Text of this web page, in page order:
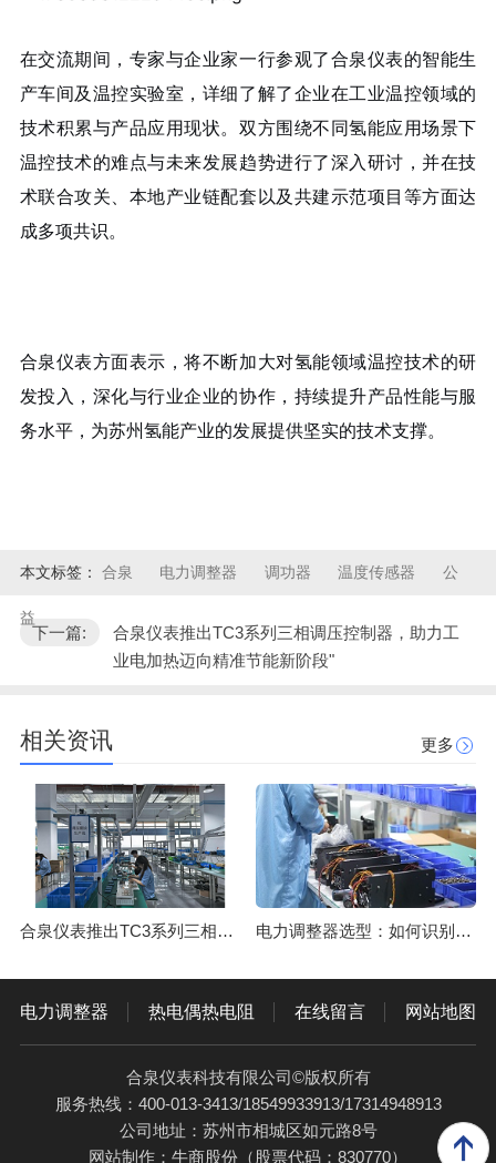
在交流期间，专家与企业家一行参观了合泉仪表的智能生
产车间及温控实验室，详细了解了企业在工业温控领域的
技术积累与产品应用现状。双方围绕不同氢能应用场景下
温控技术的难点与未来发展趋势进行了深入研讨，并在技
术联合攻关、本地产业链配套以及共建示范项目等方面达
成多项共识。
合泉仪表方面表示，将不断加大对氢能领域温控技术的研
发投入，深化与行业企业的协作，持续提升产品性能与服
务水平，为苏州氢能产业的发展提供坚实的技术支撑。
本文标签： 合泉 电力调整器 调功器 温度传感器 公
益
下一篇:
合泉仪表推出TC3系列三相调压控制器，助力工
业电加热迈向精准节能新阶段"
相关资讯 更多
合泉仪表推出TC3系列三相调压控制器，助力工业电加热迈向精准节能新阶段 电力调整器选型：如何识别真正专业的供应商？
电力调整器 热电偶热电阻 在线留言 网站地图
合泉仪表科技有限公司©版权所有
服务热线：400-013-3413/18549933913/17314948913
公司地址：苏州市相城区如元路8号
网站制作： 牛商股份 （股票代码：830770）